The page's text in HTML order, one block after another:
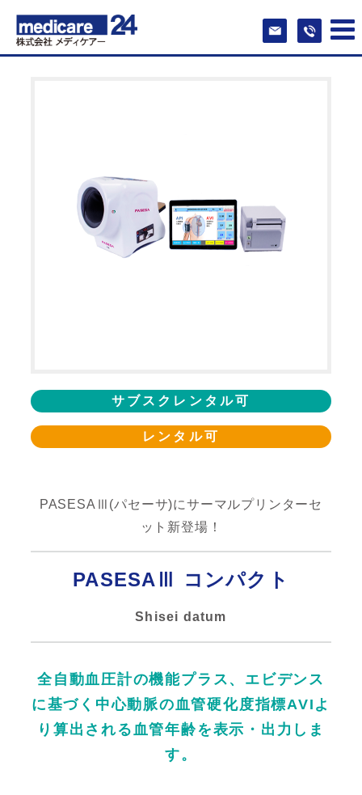
サブスクレンタル可
レンタル可
PASESAⅢ(パセーサ)にサーマルプリンターセ
ット新登場！
PASESAⅢ コンパクト
Shisei datum
全自動血圧計の機能プラス、エビデンス
に基づく中心動脈の血管硬化度指標AVIよ
り算出される血管年齢を表示・出力しま
す。